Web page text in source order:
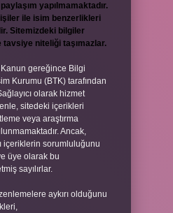
yapılmamaktadır.
ile isim benzerlikleri
Sitemizdeki bilgiler
niteliği taşımazlar.
Kanun gereğince Bilgi
Kurumu (BTK) tarafından
olarak hizmet
sitedeki içerikleri
veya araştırma
Ancak,
içeriklerin sorumluluğunu
üye olarak bu
sayılırlar.
aykırı olduğunu